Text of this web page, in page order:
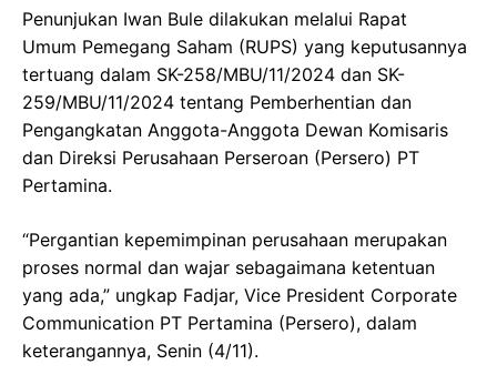
Penunjukan Iwan Bule dilakukan melalui Rapat
Umum Pemegang Saham (RUPS) yang keputusannya
tertuang dalam SK-258/MBU/11/2024 dan SK-
259/MBU/11/2024 tentang Pemberhentian dan
Pengangkatan Anggota-Anggota Dewan Komisaris
dan Direksi Perusahaan Perseroan (Persero) PT
Pertamina.
“Pergantian kepemimpinan perusahaan merupakan
proses normal dan wajar sebagaimana ketentuan
yang ada,” ungkap Fadjar, Vice President Corporate
Communication PT Pertamina (Persero), dalam
keterangannya, Senin (4/11).